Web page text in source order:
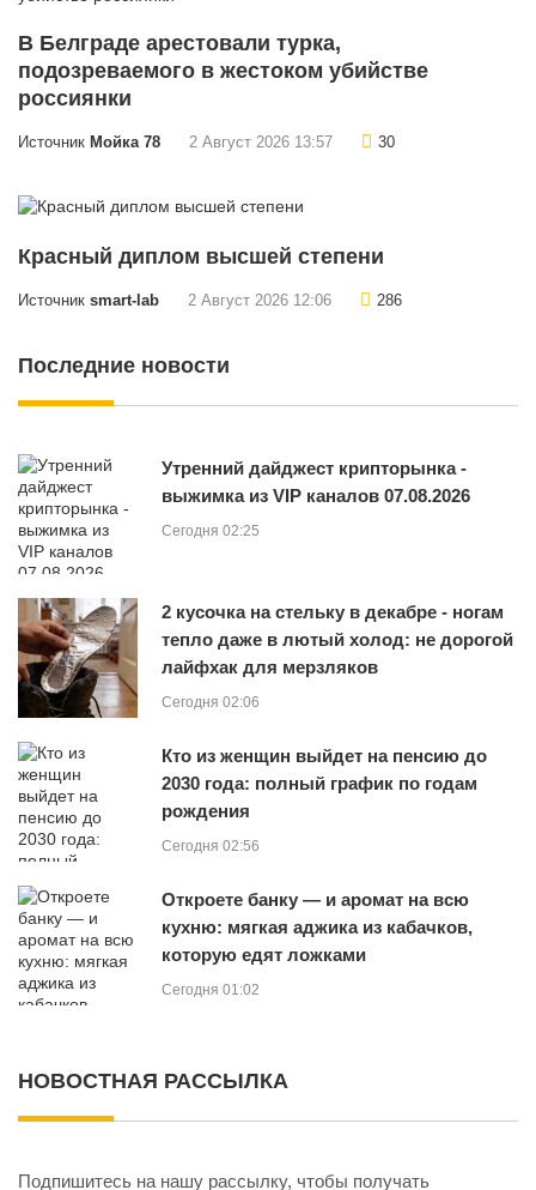
В Белграде арестовали турка,
подозреваемого в жестоком убийстве
россиянки
Источник Мойка 78 2 Август 2026 13:57 30
Красный диплом высшей степени
Источник smart-lab 2 Август 2026 12:06 286
Последние новости
Утренний дайджест крипторынка -
выжимка из VIP каналов 07.08.2026
Сегодня 02:25
2 кусочка на стельку в декабре - ногам
тепло даже в лютый холод: не дорогой
лайфхак для мерзляков
Сегодня 02:06
Кто из женщин выйдет на пенсию до
2030 года: полный график по годам
рождения
Сегодня 02:56
Откроете банку — и аромат на всю
кухню: мягкая аджика из кабачков,
которую едят ложками
Сегодня 01:02
НОВОСТНАЯ РАССЫЛКА
Подпишитесь на нашу рассылку, чтобы получать